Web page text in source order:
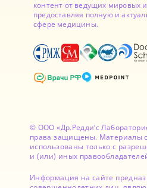
контент от ведущих мировых
предоставляя полную и
сфере медицины.
© ООО «Др.Редди’с
права защищены. Материалы
использованы только с
и (или) иных
Информация на сайте